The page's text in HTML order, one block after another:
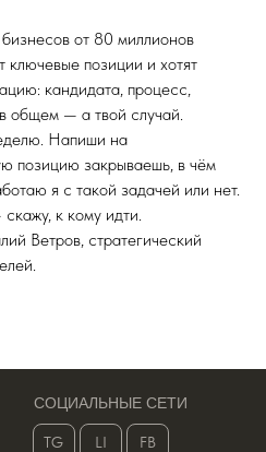
от 80 миллионов
ключевые позиции и хотят
кандидата, процесс,
общем — а твой случай.
Напиши на
позицию закрываешь, в чём
я с такой задачей или нет.
к кому идти.
Ветров, стратегический
СОЦИАЛЬНЫЕ СЕТИ
FB
LI
TG